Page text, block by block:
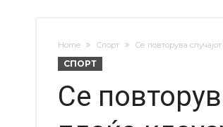
Home Спорт Се повторува
СПОРТ
Се